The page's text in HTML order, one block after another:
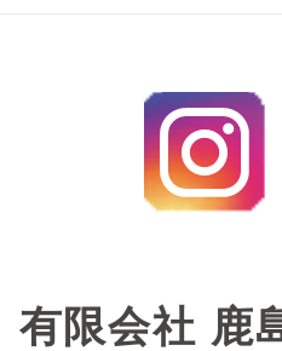
有限会社 鹿